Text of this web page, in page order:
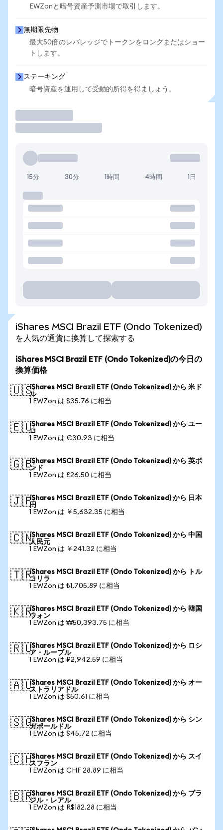
EWZonと暗号資産予測市場で取引します。
無期限先物
最大50倍のレバレッジでトークンをロングまたはショー
トします。
ステーキング
暗号資産を運用して受動的所得を得ましょう。
15分 30分 1時間 4時間 1日
iShares MSCI Brazil ETF (Ondo Tokenized)
を人気の通貨に換算して探索する
iShares MSCI Brazil ETF (Ondo Tokenized)の今日の
換算価格
🇺🇸iShares MSCI Brazil ETF (Ondo Tokenized) から 米ド
ル
1 EWZon は $35.76 に相当
🇪🇺iShares MSCI Brazil ETF (Ondo Tokenized) から ユー
ロ
1 EWZon は €30.93 に相当
🇬🇧iShares MSCI Brazil ETF (Ondo Tokenized) から 英ポ
ンド
1 EWZon は £26.50 に相当
🇯🇵iShares MSCI Brazil ETF (Ondo Tokenized) から 日本
円
1 EWZon は ￥5,632.35 に相当
🇨🇳iShares MSCI Brazil ETF (Ondo Tokenized) から 中国
人民元
1 EWZon は ￥241.32 に相当
🇹🇷iShares MSCI Brazil ETF (Ondo Tokenized) から トル
コリラ
1 EWZon は ₺1,705.89 に相当
🇰🇷iShares MSCI Brazil ETF (Ondo Tokenized) から 韓国
ウォン
1 EWZon は ₩50,393.75 に相当
🇷🇺iShares MSCI Brazil ETF (Ondo Tokenized) から ロシ
ア・ルーブル
1 EWZon は ₽2,942.59 に相当
🇦🇺iShares MSCI Brazil ETF (Ondo Tokenized) から オー
ストラリアドル
1 EWZon は $50.61 に相当
🇸🇬iShares MSCI Brazil ETF (Ondo Tokenized) から シン
ガポールドル
1 EWZon は $45.72 に相当
🇨🇭iShares MSCI Brazil ETF (Ondo Tokenized) から スイ
スフラン
1 EWZon は CHF 28.89 に相当
🇧🇷iShares MSCI Brazil ETF (Ondo Tokenized) から ブラ
ジル・レアル
1 EWZon は R$182.28 に相当